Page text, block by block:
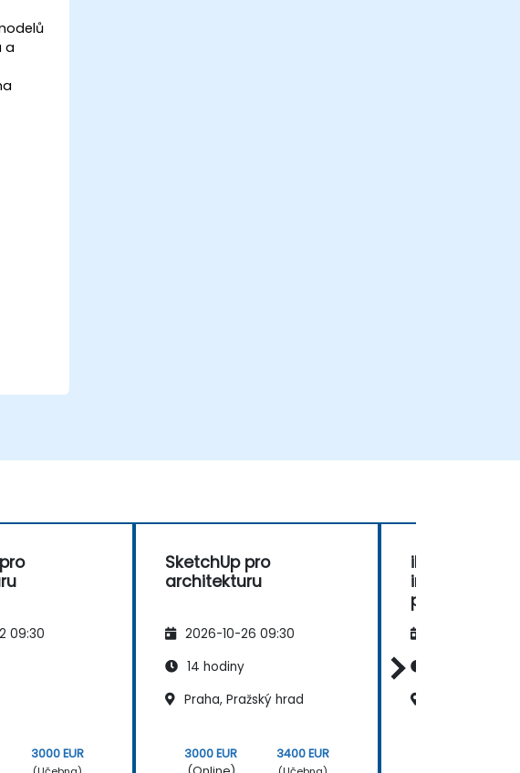
a
09:30
3000 EUR
SketchUp pro
architekturu
2026-10-26 09:30
14 hodiny
Praha, Pražský hrad
3000 EUR
3400 EUR
iPad
interiérový
prostorové